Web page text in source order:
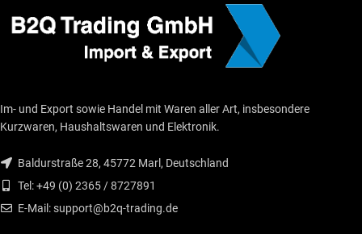
Im- und Export sowie Handel mit Waren aller Art, insbesondere
Kurzwaren, Haushaltswaren und Elektronik.
Baldurstraße 28, 45772 Marl, Deutschland
Tel: +49 (0) 2365 / 8727891
E-Mail: support@b2q-trading.de